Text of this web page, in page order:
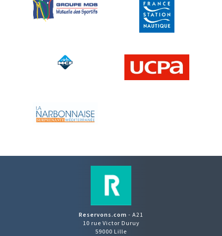
Reservons.com - A21
10 rue Victor Duruy
59000 Lille